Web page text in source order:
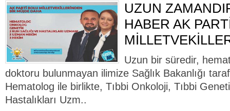
UZUN
HABER AK
Uzun bir süredir,
doktoru bulunmayan ilimize Sağlık Bakanlığı
Hematolog ile birlikte, Tıbbi Onkoloji, Tıbbi
Hastalıkları Uzm..